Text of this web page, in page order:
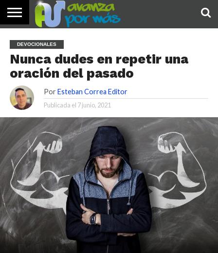
PALABRA
DE HOY
DEVOCIONALES
NOTICIAS
TESTIMONIOS
ORACIONES
SOBRE
NOSOTROS
IMÁGENES
DEVOCIONALES
Nunca dudes en repetir una
oración del pasado
Por Esteban Correa Editor
Publicada el 7 junio, 2021